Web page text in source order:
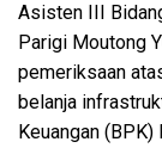
Asisten III
Parigi Moutong
pemeriksaan
belanja
Keuangan